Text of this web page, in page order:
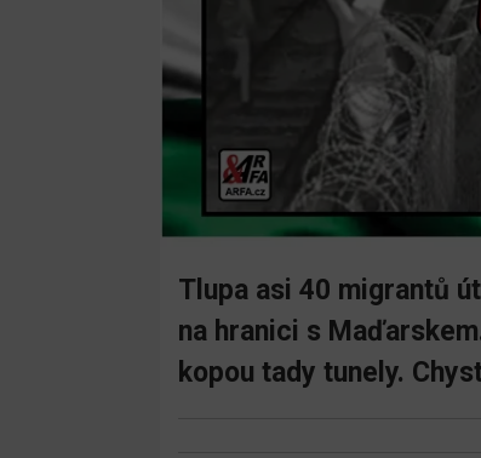
Tlupa asi 40 migrantů
na hranici s
kopou tady tunely.